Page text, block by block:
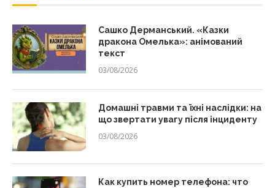
Сашко Дерманський. «Казки
дракона Омелька»: анімований
текст
03/08/2026
Домашні травми та їхні наслідки: на
що звертати увагу після інциденту
03/08/2026
Как купить номер телефона: что